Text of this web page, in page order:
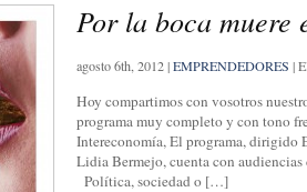
Por la boca muere
agosto 6th, 2012|EMPRENDEDORES |
Hoy compartimos con vosotros
programa muy completo y con tono
Intereconomía, El programa,
Lidia Bermejo, cuenta con audiencias
Política, sociedad o […]